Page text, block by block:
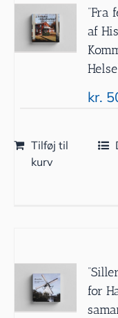
”Fra
af
kr.
Tilføj til
kurv
for